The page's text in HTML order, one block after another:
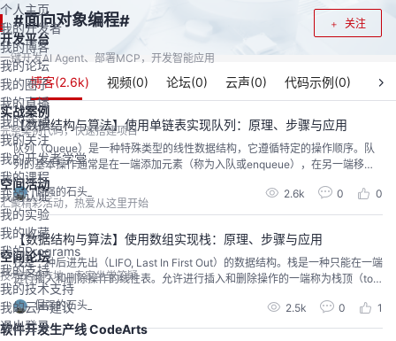
开发平台
一键开发AI Agent、部署MCP，开发智能应用
实战案例
完整案例代码，快速搭建项目
空间活动
汇聚精彩活动，热爱从这里开始
空间论坛
技术交流阵地，专家坐堂答疑
软件开发生产线 CodeArts
个人主页
我的开发者
我的博客
我的论坛
我的圈子
我的直播
我的活动
我的关注
我的开发者学堂
我的课程
我的认证
我的实验
我的收藏
我的Programs
我的支持
我的技术支持
我的云声建议
退出登录
关注
#面向对象编程#
博客(2.6k) 视频(0) 论坛(0) 云声(0) 代码示例(0)
【数据结构与算法】使用单链表实现队列：原理、步骤与应用
队列（Queue）是一种特殊类型的线性数据结构，它遵循特定的操作顺序。队
列的基本操作通常是在一端添加元素（称为入队或enqueue），在另一端移除
元素（称为出队或dequeue）。这种操作特性使得队列符合“先进先出”（FIFO,
First In First Out）的原则。
倔强的石头_ 2.6k 0 0
【数据结构与算法】使用数组实现栈：原理、步骤与应用
栈是一种后进先出（LIFO, Last In First Out）的数据结构。栈是一种只能在一端
进行插入和删除操作的线性表。允许进行插入和删除操作的一端称为栈顶（to
p），另一端称为栈底（bottom）。栈中没有元素时，称为空栈。栈的基本操作
包括：push（入栈）、pop（出栈）、peek（查看栈顶元素）和isEmpty（判
断栈是否为空）等。
倔强的石头_ 2.5k 0 1